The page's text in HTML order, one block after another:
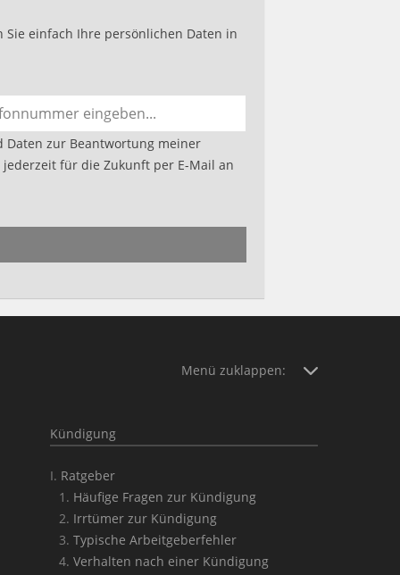
Sie einfach Ihre persönlichen Daten in
Daten zur Beantwortung meiner
für die Zukunft per E-Mail an
Menü zuklappen:
Kündigung
Ratgeber
Häufige Fragen zur Kündigung
Irrtümer zur Kündigung
Typische Arbeitgeberfehler
Verhalten nach einer Kündigung